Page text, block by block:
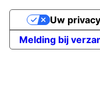
Melding bij
Uw